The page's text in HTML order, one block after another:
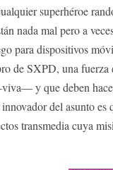
superhéroe
nada mal pero a
para dispositivos
de SXPD, una fuerza
y que deben
del asunto es
transmedia cuya